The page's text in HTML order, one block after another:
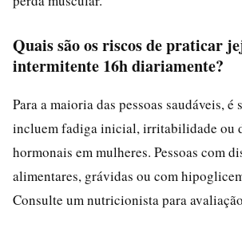
Quais são os riscos de praticar
intermitente 16h diariamente?
Para a maioria das pessoas saudáveis, é
incluem fadiga inicial, irritabilidade ou
hormonais em mulheres. Pessoas com
alimentares, grávidas ou com
Consulte um nutricionista para